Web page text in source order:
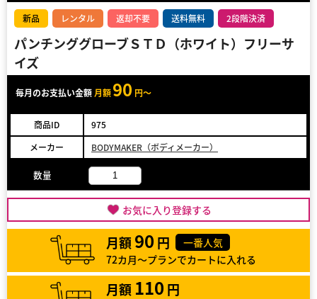
新品 レンタル 返却不要 送料無料 2段階決済
パンチンググローブＳＴＤ（ホワイト）フリーサ
イズ
毎月のお支払い金額 月額90 円～
商品ID
975
メーカー
BODYMAKER（ボディメーカー）
数量
お気に入り登録する
月額 90 円
一番人気
72カ月～プランでカートに入れる
月額 110 円